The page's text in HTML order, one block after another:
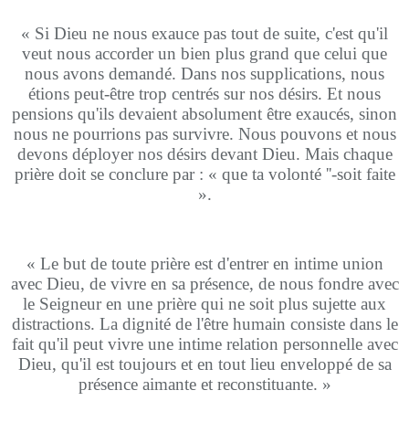
« Si Dieu ne nous exauce pas tout de suite, c'est qu'il
veut nous accorder un bien plus grand que celui que
nous avons demandé. Dans nos supplications, nous
étions peut-être trop centrés sur nos désirs. Et nous
pensions qu'ils devaient absolument être exaucés, sinon
nous ne pourrions pas survivre. Nous pouvons et nous
devons déployer nos désirs devant Dieu. Mais chaque
prière doit se conclure par : « que ta volonté ''-soit faite
».
« Le but de toute prière est d'entrer en intime union
avec Dieu, de vivre en sa présence, de nous fondre avec
le Seigneur en une prière qui ne soit plus sujette aux
distractions. La dignité de l'être humain consiste dans le
fait qu'il peut vivre une intime relation personnelle avec
Dieu, qu'il est toujours et en tout lieu enveloppé de sa
présence aimante et reconstituante. »